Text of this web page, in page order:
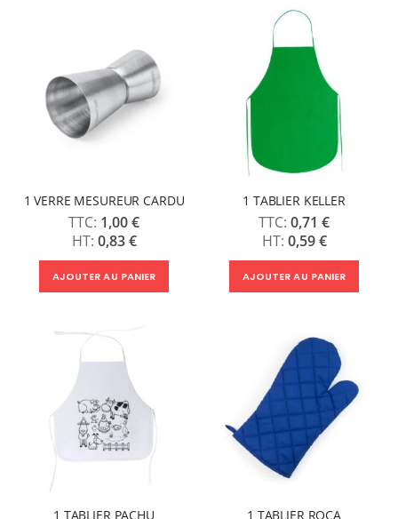
1 VERRE MESUREUR CARDU
1,00 €
0,83 €
AJOUTER AU PANIER
1 TABLIER KELLER
0,71 €
0,59 €
AJOUTER AU PANIER
1 TABLIER PACHU 1 TABLIER ROCA